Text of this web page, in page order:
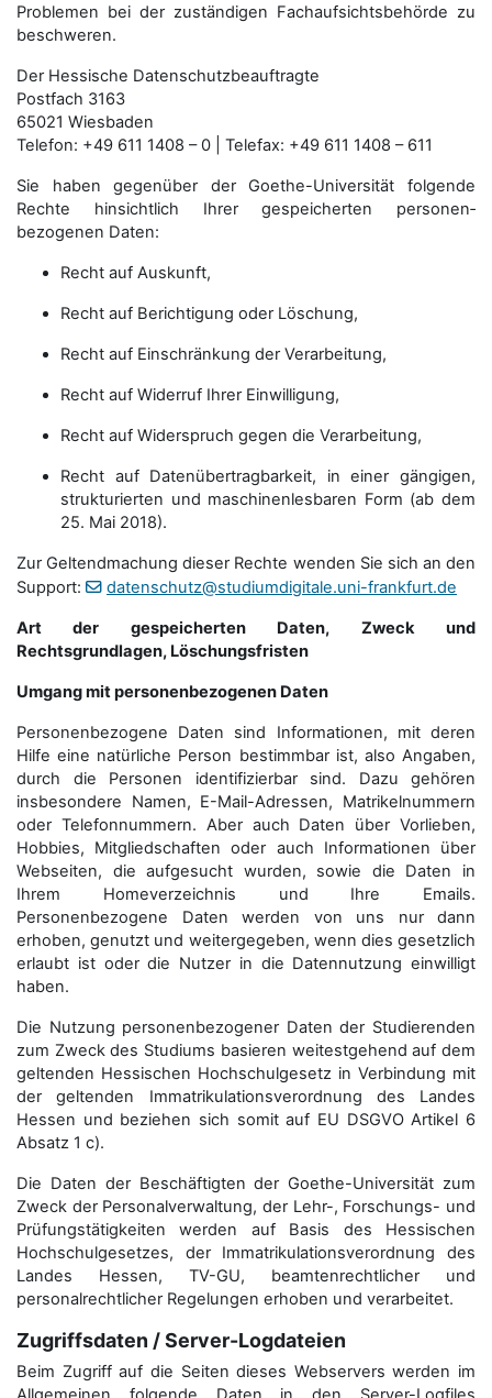
Problemen bei der zuständigen Fachauf­sichts­behörde zu
beschweren.
Der Hessische Datenschutzbeauftragte
Postfach 3163
65021 Wiesbaden
Telefon: +49 611 1408 – 0 | Telefax: +49 611 1408 – 611
Sie haben gegenüber der Goethe-Universität folgende
Rechte hinsichtlich Ihrer gespeicherten personen­
bezogenen Daten:
Recht auf Auskunft,
Recht auf Berichtigung oder Löschung,
Recht auf Einschränkung der Verarbeitung,
Recht auf Widerruf Ihrer Einwilligung,
Recht auf Widerspruch gegen die Verarbeitung,
Recht auf Datenübertragbarkeit, in einer gängigen,
strukturierten und maschinenlesbaren Form (ab dem
25. Mai 2018).
Zur Geltendmachung dieser Rechte wenden Sie sich an den
Support:
datenschutz@studiumdigitale.uni-frankfurt.de
Art der gespeicherten Daten, Zweck und
Rechtsgrundlagen, Löschungsfristen
Umgang mit personenbezogenen Daten
Personenbezogene Daten sind Informationen, mit deren
Hilfe eine natürliche Person bestimmbar ist, also Angaben,
durch die Personen identifizierbar sind. Dazu gehören
insbesondere Namen, E-Mail-Adressen, Matrikelnummern
oder Telefonnummern. Aber auch Daten über Vorlieben,
Hobbies, Mitgliedschaften oder auch Informationen über
Webseiten, die aufgesucht wurden, sowie die Daten in
Ihrem Homeverzeichnis und Ihre Emails.
Personenbezogene Daten werden von uns nur dann
erhoben, genutzt und weitergegeben, wenn dies gesetzlich
erlaubt ist oder die Nutzer in die Datennutzung einwilligt
haben.
Die Nutzung personenbezogener Daten der Studierenden
zum Zweck des Studiums basieren weitestgehend auf dem
geltenden Hessischen Hochschulgesetz in Verbindung mit
der geltenden Immatrikulationsverordnung des Landes
Hessen und beziehen sich somit auf EU DSGVO Artikel 6
Absatz 1 c).
Die Daten der Beschäftigten der Goethe-Universität zum
Zweck der Personal­verwaltung, der Lehr-, Forschungs- und
Prüfungstätigkeiten werden auf Basis des Hessischen
Hochschulgesetzes, der Immatrikulations­verordnung des
Landes Hessen, TV-GU, beamtenrechtlicher und
personalrechtlicher Regelungen erhoben und verarbeitet.
Zugriffsdaten / Server-Logdateien
Beim Zugriff auf die Seiten dieses Webservers werden im